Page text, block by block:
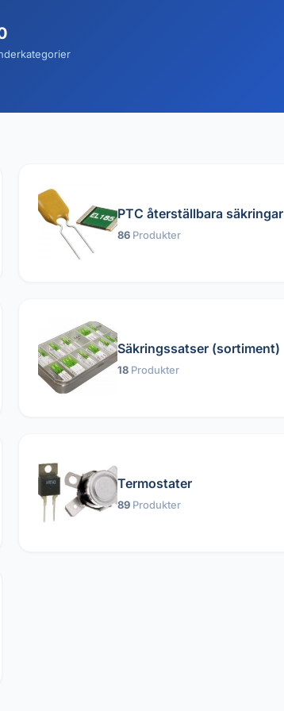
PTC återställbara säkringar
86 Produkter
Säkringssatser (sortiment)
18 Produkter
Termostater
89 Produkter